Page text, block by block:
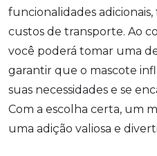
funcionalidades
custos de transporte. Ao
você poderá tomar uma
garantir que o mascote
suas necessidades e se
Com a escolha certa, um
uma adição valiosa e